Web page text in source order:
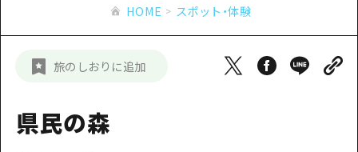
ナイトライフ
定番
備北
芸北
山口県東部
芸北
山口県東部
アクセス
お得な周遊チケット
新着情報
事業者・学校関係者の皆さま
HOME スポット・体験
旅のしおりに追加
県民の森